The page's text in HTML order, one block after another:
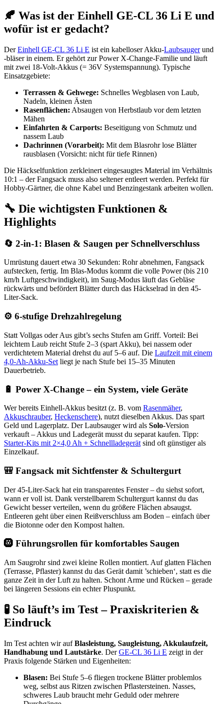
🍂 Was ist der Einhell GE-CL 36 Li E und
wofür ist er gedacht?
DerEinhell GE-CL 36 Li E ist ein kabelloser Akku-Laubsaugerund
-bläser in einem. Er gehört zur Power X-Change-Familie und läuft
mit zwei 18-Volt-Akkus (= 36V Systemspannung). Typische
Einsatzgebiete:
Terrassen & Gehwege: Schnelles Wegblasen von Laub,
Nadeln, kleinen Ästen
Rasenflächen: Absaugen von Herbstlaub vor dem letzten
Mähen
Einfahrten & Carports: Beseitigung von Schmutz und
nassem Laub
Dachrinnen (Vorarbeit): Mit dem Blasrohr lose Blätter
rausblasen (Vorsicht: nicht für tiefe Rinnen)
Die Häckselfunktion zerkleinert eingesaugtes Material im Verhältnis
10:1 – der Fangsack muss also seltener entleert werden. Perfekt für
Hobby-Gärtner, die ohne Kabel und Benzingestank arbeiten wollen.
🔧 Die wichtigsten Funktionen &
Highlights
🔄 2-in-1: Blasen & Saugen per Schnellverschluss
Umrüstung dauert etwa 30 Sekunden: Rohr abnehmen, Fangsack
aufstecken, fertig. Im Blas-Modus kommt die volle Power (bis 210
km/h Luftgeschwindigkeit), im Saug-Modus läuft das Gebläse
rückwärts und befördert Blätter durch das Häckselrad in den 45-
Liter-Sack.
⚙️ 6-stufige Drehzahlregelung
Statt Vollgas oder Aus gibt’s sechs Stufen am Griff. Vorteil: Bei
leichtem Laub reicht Stufe 2–3 (spart Akku), bei nassem oder
verdichtetem Material drehst du auf 5–6 auf. Die Laufzeit mit einem
4,0-Ah-Akku-Set liegt je nach Stufe bei 15–35 Minuten
Dauerbetrieb.
🔋 Power X-Change – ein System, viele Geräte
Wer bereits Einhell-Akkus besitzt (z. B. vom Rasenmäher,
Akkuschrauber, Heckenschere), nutzt dieselben Akkus. Das spart
Geld und Lagerplatz. Der Laubsauger wird als Solo-Version
verkauft – Akkus und Ladegerät musst du separat kaufen. Tipp:
Starter-Kits mit 2×4,0 Ah + Schnellladegerät sind oft günstiger als
Einzelkauf.
🎒 Fangsack mit Sichtfenster & Schultergurt
Der 45-Liter-Sack hat ein transparentes Fenster – du siehst sofort,
wann er voll ist. Dank verstellbarem Schultergurt kannst du das
Gewicht besser verteilen, wenn du größere Flächen absaugst.
Entleeren geht über einen Reißverschluss am Boden – einfach über
die Biotonne oder den Kompost halten.
🛞 Führungsrollen für komfortables Saugen
Am Saugrohr sind zwei kleine Rollen montiert. Auf glatten Flächen
(Terrasse, Pflaster) kannst du das Gerät damit ’schieben‘, statt es die
ganze Zeit in der Luft zu halten. Schont Arme und Rücken – gerade
bei längeren Sessions ein echter Pluspunkt.
🧪 So läuft’s im Test – Praxiskriterien &
Eindruck
Im Test achten wir aufBlasleistung, Saugleistung, Akkulaufzeit,
Handhabung und Lautstärke. DerGE-CL 36 Li E zeigt in der
Praxis folgende Stärken und Eigenheiten:
Blasen: Bei Stufe 5–6 fliegen trockene Blätter problemlos
weg, selbst aus Ritzen zwischen Pflastersteinen. Nasses,
schweres Laub braucht mehr Geduld oder mehrere